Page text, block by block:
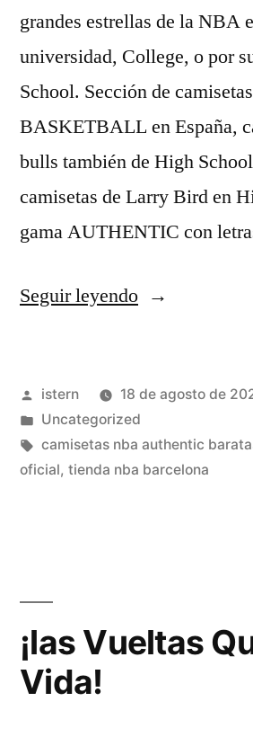
grandes estrellas de la NBA
universidad, College, o por
School. Sección de
BASKETBALL en España,
bulls también de High
camisetas de Larry Bird en
gama AUTHENTIC con
Seguir leyendo«camisetas
la
próxima
temporada
Publicado
por
istern
18 de agosto de
Publicado
en
Uncategorized
Etiquetas:
camisetas nba authentic
oficial, tienda nba barcelona
¡las Vueltas
Vida!